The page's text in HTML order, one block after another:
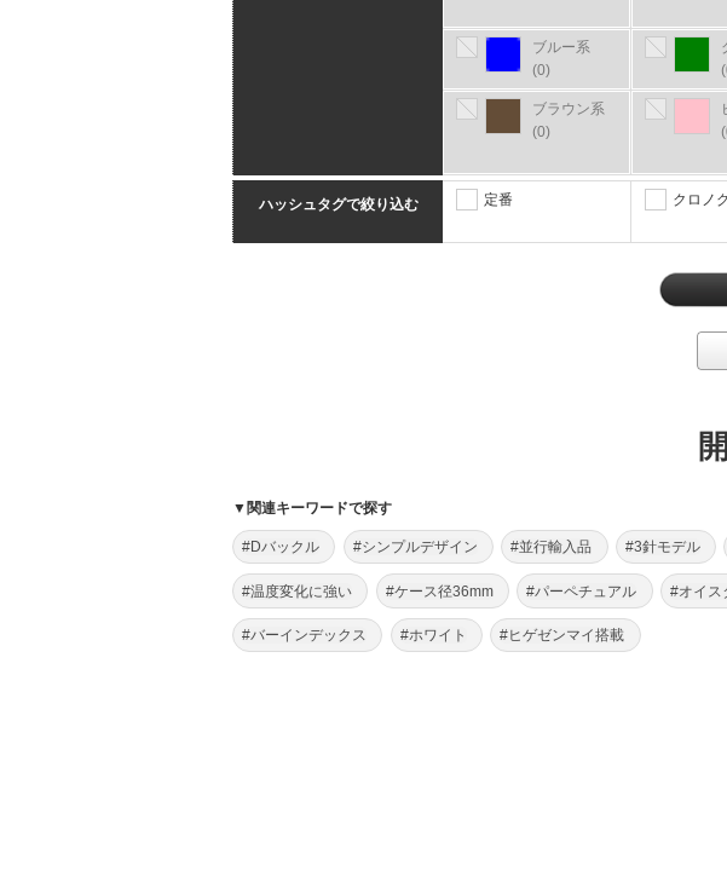
ブルー系
(0)
ブラウン系
(0)
ハッシュタグで絞り込む 定番 クロノ
▼関連キーワードで探す
#Dバックル #シンプルデザイン #並行輸入品 #3針モデル
#温度変化に強い #ケース径36mm #パーペチュアル #オイス
#バーインデックス #ホワイト #ヒゲゼンマイ搭載